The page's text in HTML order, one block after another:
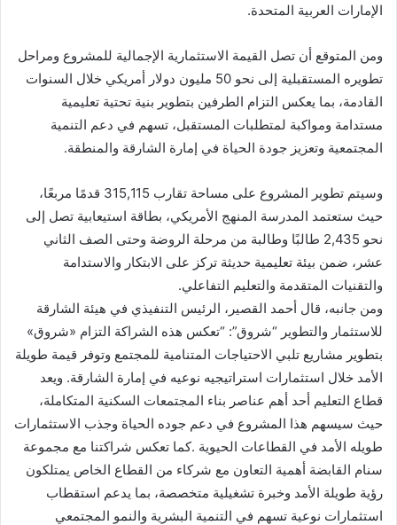
الإمارات العربية المتحدة.
ومن المتوقع أن تصل القيمة الاستثمارية الإجمالية للمشروع ومراحل
تطويره المستقبلية إلى نحو 50 مليون دولار أمريكي خلال السنوات
القادمة، بما يعكس التزام الطرفين بتطوير بنية تحتية تعليمية
مستدامة ومواكبة لمتطلبات المستقبل، تسهم في دعم التنمية
المجتمعية وتعزيز جودة الحياة في إمارة الشارقة والمنطقة.
وسيتم تطوير المشروع على مساحة تقارب 315,115 قدمًا مربعًا،
حيث ستعتمد المدرسة المنهج الأمريكي، بطاقة استيعابية تصل إلى
نحو 2,435 طالبًا وطالبة من مرحلة الروضة وحتى الصف الثاني
عشر، ضمن بيئة تعليمية حديثة تركز على الابتكار والاستدامة
والتقنيات المتقدمة والتعليم التفاعلي.
ومن جانبه، قال أحمد القصير، الرئيس التنفيذي في هيئة الشارقة
للاستثمار والتطوير “شروق”: “تعكس هذه الشراكة التزام «شروق»
بتطوير مشاريع تلبي الاحتياجات المتنامية للمجتمع وتوفر قيمة طويلة
الأمد خلال استثمارات استراتيجيه نوعيه في إمارة الشارقة. ويعد
قطاع التعليم أحد أهم عناصر بناء المجتمعات السكنية المتكاملة،
حيث سيسهم هذا المشروع في دعم جوده الحياة وجذب الاستثمارات
طويله الأمد في القطاعات الحيوية .كما تعكس شراكتنا مع مجموعة
سنام القابضة أهمية التعاون مع شركاء من القطاع الخاص يمتلكون
رؤية طويلة الأمد وخبرة تشغيلية متخصصة، بما يدعم استقطاب
استثمارات نوعية تسهم في التنمية البشرية والنمو المجتمعي